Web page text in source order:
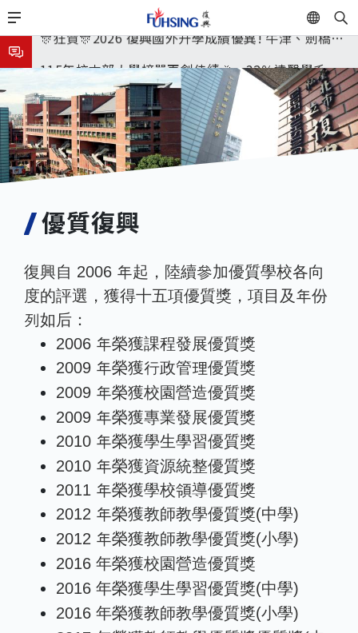
移
至
主
內
容
EN
連續兩年錄取世界第一學府！
🎊狂賀🎊2026 復興國外升學成績優異! 牛津、劍橋首
取標準、62%達台大錄取標準。各組合4科60級分9人
🎊
8月3日 分科成績公布
臺北市2026城鎮韌性(防空)演習訂於8月13日(四) 14
時30分至15時實施，全市人、車及各場所均須配合管
制與避難演練，以免受罰。
8月31日 開學日
🎉🎉🎉狂賀! 12望蘇同學榮錄MIT麻省理工學院，本校
連續兩年錄取世界第一學府！
優質復興
復興自 2006 年起，陸續參加優質學校各向
度的評選，獲得十五項優質獎，項目及年份
列如后：
2006 年榮獲課程發展優質獎
2009 年榮獲行政管理優質獎
2009 年榮獲校園營造優質獎
2009 年榮獲專業發展優質獎
2010 年榮獲學生學習優質獎
2010 年榮獲資源統整優質獎
2011 年榮獲學校領導優質獎
2012 年榮獲教師教學優質獎(中學)
2012 年榮獲教師教學優質獎(小學)
2016 年榮獲校園營造優質獎
2016 年榮獲學生學習優質獎(中學)
2016 年榮獲教師教學優質獎(小學)